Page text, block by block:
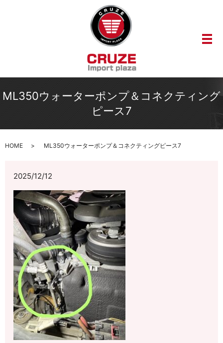
メ
ML350ウォーターポンプ＆コネクティング
ピース7
HOME ML350ウォーターポンプ＆コネクティングピース7
2025/12/12